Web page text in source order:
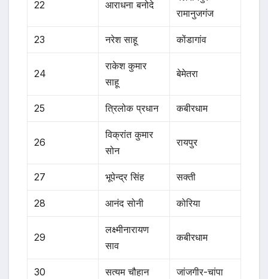
22 आराधना बनोदे
रामानुजगंज
23 नरेश साहू कोंडागांव
24
राकेश कुमार
साहू
बेमेतरा
25 त्रिलोक प्रधान कबीरधाम
26
विक्रांत कुमार
सोन
रायपुर
27 भूपेन्द्र सिंह सक्ती
28 आनंद सोनी कोरिया
29
लक्ष्मीनारायण
साव
कबीरधाम
30 सत्यम चौहान जांजगीर-चांपा